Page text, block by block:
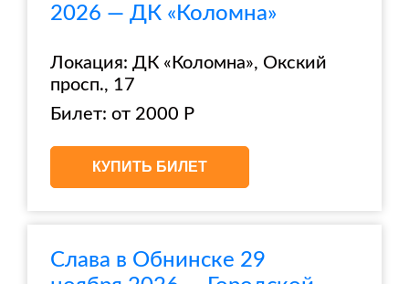
2026 — ДК «Коломна»
Локация: ДК «Коломна», Окский
просп., 17
Билет: от 2000 Р
КУПИТЬ БИЛЕТ
Слава в Обнинске 29